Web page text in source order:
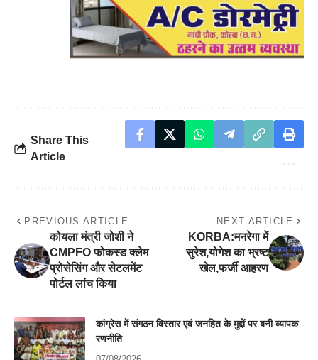
Share This
Article
PREVIOUS ARTICLE
कोयला मंत्री जोशी ने
CMPFO फोकस्ड क्लेम
प्रोसेसिंग और सेटलमेंट
पोर्टल लांच किया
NEXT ARTICLE
KORBA:मनरेगा में
सुरेश,योगेश का भ्रष्ट
खेल,फर्जी आहरण
कांग्रेस में संगठन विस्तार एवं जनहित के मुद्दों पर बनी व्यापक
रणनीति